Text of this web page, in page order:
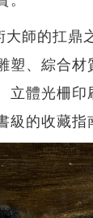
師的扛鼎
、綜合
體光柵
的收藏指